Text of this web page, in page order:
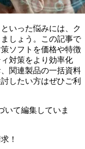
いった悩みには、ク
しょう。この記事で
ソフトを価格や特徴
対策をより効率化
関連製品の一括資料
したい方はぜひご利
いて編集していま
！